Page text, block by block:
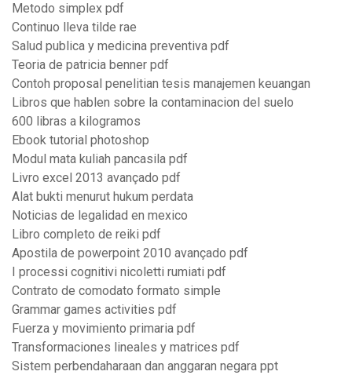
Metodo simplex pdf
Continuo lleva tilde rae
Salud publica y medicina preventiva pdf
Teoria de patricia benner pdf
Contoh proposal penelitian tesis manajemen keuangan
Libros que hablen sobre la contaminacion del suelo
600 libras a kilogramos
Ebook tutorial photoshop
Modul mata kuliah pancasila pdf
Livro excel 2013 avançado pdf
Alat bukti menurut hukum perdata
Noticias de legalidad en mexico
Libro completo de reiki pdf
Apostila de powerpoint 2010 avançado pdf
I processi cognitivi nicoletti rumiati pdf
Contrato de comodato formato simple
Grammar games activities pdf
Fuerza y movimiento primaria pdf
Transformaciones lineales y matrices pdf
Sistem perbendaharaan dan anggaran negara ppt